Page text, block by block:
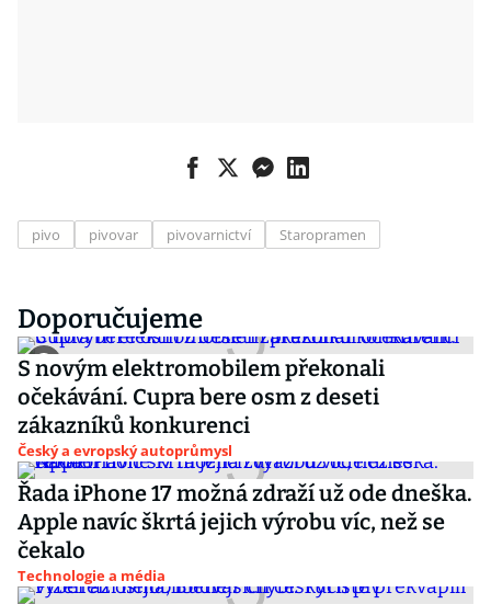
pivo pivovar pivovarnictví Staropramen
Doporučujeme
S novým elektromobilem překonali
očekávání. Cupra bere osm z deseti
zákazníků konkurenci
Český a evropský autoprůmysl
Řada iPhone 17 možná zdraží už ode dneška.
Apple navíc škrtá jejich výrobu víc, než se
čekalo
Technologie a média